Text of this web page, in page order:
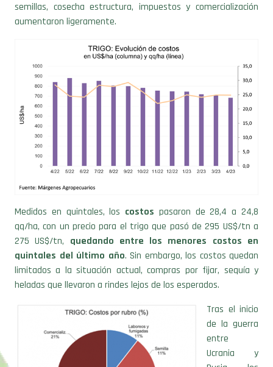
semillas, cosecha estructura, impuestos y comercialización
aumentaron ligeramente.
Medidos en quintales, los costos pasaron de 28,4 a 24,8
qq/ha, con un precio para el trigo que pasó de 295 US$/tn a
275 US$/tn, quedando entre los menores costos en
quintales del último año. Sin embargo, los costos quedan
limitados a la situación actual, compras por fijar, sequía y
heladas que llevaron a rindes lejos de los esperados.
Tras el inicio
de la guerra
entre
Ucrania y